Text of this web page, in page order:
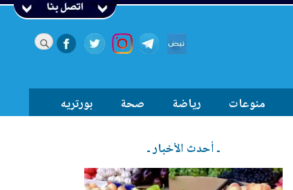
اتصل بنا
منوعات رياضة صحة بورتريه
ـ أحدث الأخبار ـ